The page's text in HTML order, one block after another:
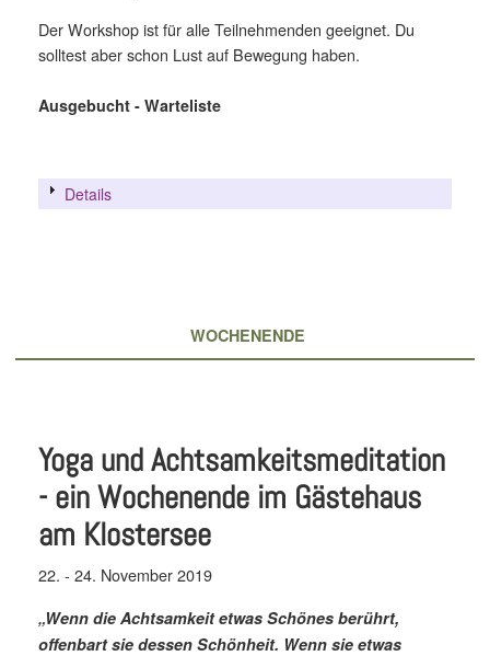
Der Workshop ist für alle Teilnehmenden geeignet. Du
solltest aber schon Lust auf Bewegung haben.
Ausgebucht - Warteliste
Details
WOCHENENDE
Yoga und Achtsamkeitsmeditation
- ein Wochenende im Gästehaus
am Klostersee
22. - 24. November 2019
„Wenn die Achtsamkeit etwas Schönes berührt,
offenbart sie dessen Schönheit. Wenn sie etwas